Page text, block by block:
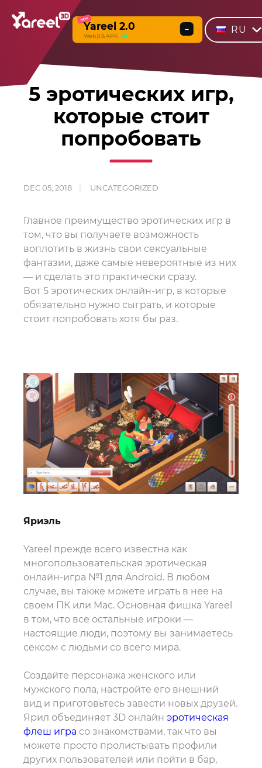
NEW
Yareel 2.0
Webβ & APK
→ RU
5 эротических игр,
которые стоит
попробовать
DEC 05, 2018 UNCATEGORIZED
Главное преимущество эротических игр в
том, что вы получаете возможность
воплотить в жизнь свои сексуальные
фантазии, даже самые невероятные из них
— и сделать это практически сразу.
Вот 5 эротических онлайн-игр, в которые
обязательно нужно сыграть, и которые
стоит попробовать хотя бы раз.
Яриэль
Yareel прежде всего известна как
многопользовательская эротическая
онлайн-игра №1 для Android. В любом
случае, вы также можете играть в нее на
своем ПК или Mac. Основная фишка Yareel
в том, что все остальные игроки —
настоящие люди, поэтому вы занимаетесь
сексом с людьми со всего мира.
Создайте персонажа женского или
мужского пола, настройте его внешний
вид и приготовьтесь завести новых друзей.
Ярил объединяет 3D онлайн эротическая
флеш игра со знакомствами, так что вы
можете просто пролистывать профили
других пользователей или пойти в бар,